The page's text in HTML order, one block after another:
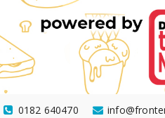
0182 640470